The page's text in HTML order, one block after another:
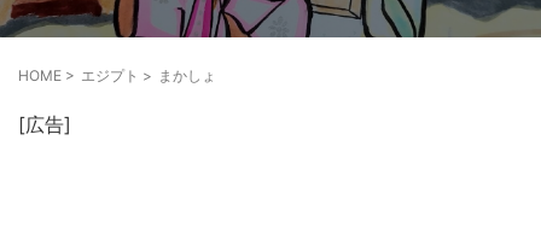
HOME > エジプト > まかしょ
[広告]